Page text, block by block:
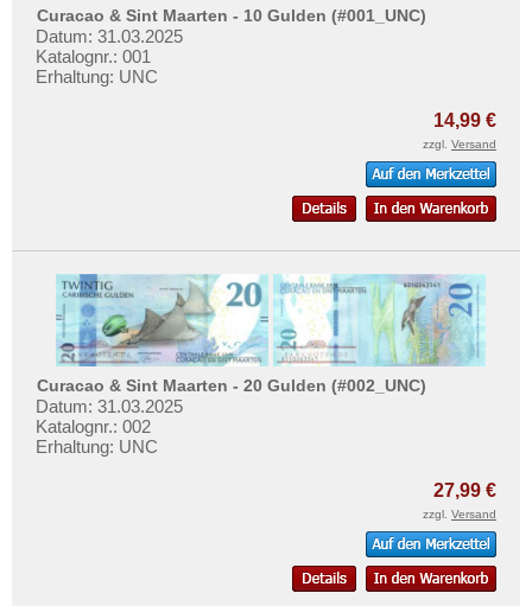
Guatemala
Guyana
Kanada
Kolumbien
Kuba
Martinique
Mexiko
Montserrat
Nicaragua
Testbanknoten
Banknotenbriefe
Kataloge
Kontakt
Informationen
Preislisten
Ankauf
Erhaltungsgrade
Gratisbanknoten
Curacao & Sint Maarten - 10 Gulden (#001_UNC)
Datum: 31.03.2025
Katalognr.: 001
Erhaltung: UNC
14,99 €
zzgl. Versand
Curacao & Sint Maarten - 20 Gulden (#002_UNC)
Datum: 31.03.2025
Katalognr.: 002
Erhaltung: UNC
27,99 €
zzgl. Versand